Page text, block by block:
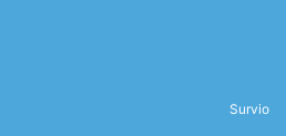
Survio